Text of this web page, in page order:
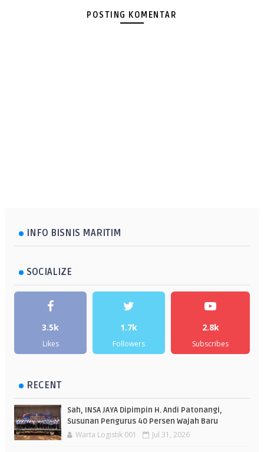
POSTING KOMENTAR
INFO BISNIS MARITIM
SOCIALIZE
3.5k
Likes
1.7k
Followers
2.8k
Subscribes
RECENT
Sah, INSA JAYA Dipimpin H. Andi Patonangi,
Susunan Pengurus 40 Persen Wajah Baru
Warta Logistik 001 Jul 31, 2026